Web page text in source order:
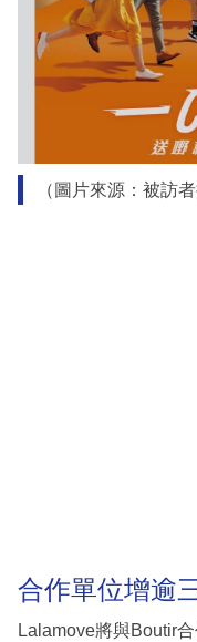
（圖片來源：被訪者
合作單位增逾
Lalamove將與Boutir